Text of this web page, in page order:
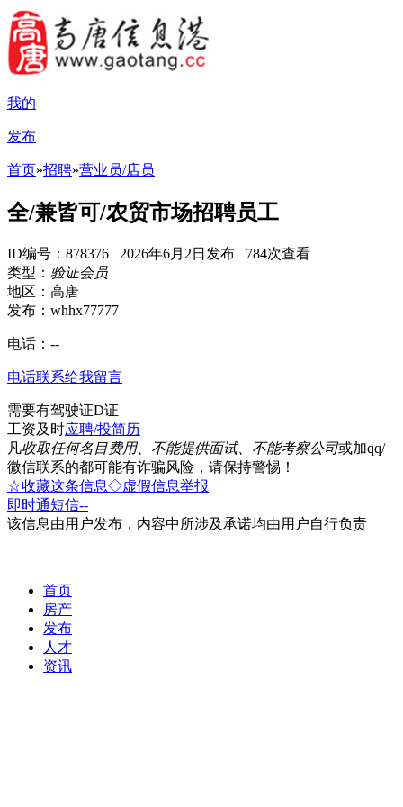
我的
发布
首页»招聘»营业员/店员
全/兼皆可/农贸市场招聘员工
ID编号：878376 2026年6月2日发布 784次查看
类型： 验证会员
地区：高唐
发布：whhx77777
电话： --
电话联系给我留言
需要有驾驶证D证
工资及时应聘/投简历
凡收取任何名目费用、不能提供面试、不能考察公司或加qq/
微信联系的都可能有诈骗风险，请保持警惕！
☆收藏这条信息◇虚假信息举报
即时通短信--
该信息由用户发布，内容中所涉及承诺均由用户自行负责
首页
房产
发布
人才
资讯